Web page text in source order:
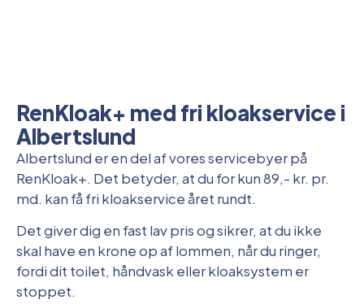
RenKloak+ med fri kloakservice i
Albertslund
Albertslund er en del af vores servicebyer på
RenKloak+. Det betyder, at du for kun 89,- kr. pr.
md. kan få fri kloakservice året rundt.
Det giver dig en fast lav pris og sikrer, at du ikke
skal have en krone op af lommen, når du ringer,
fordi dit toilet, håndvask eller kloaksystem er
stoppet.